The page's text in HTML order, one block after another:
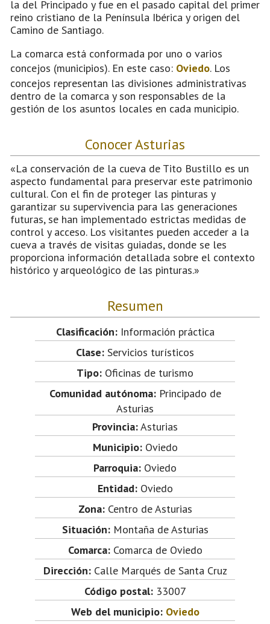
la del Principado y fue en el pasado capital del primer
reino cristiano de la Península Ibérica y origen del
Camino de Santiago.
La comarca está conformada por uno o varios
concejos (municipios). En este caso: Oviedo. Los
concejos representan las divisiones administrativas
dentro de la comarca y son responsables de la
gestión de los asuntos locales en cada municipio.
Conocer Asturias
«La conservación de la cueva de Tito Bustillo es un
aspecto fundamental para preservar este patrimonio
cultural. Con el fin de proteger las pinturas y
garantizar su supervivencia para las generaciones
futuras, se han implementado estrictas medidas de
control y acceso. Los visitantes pueden acceder a la
cueva a través de visitas guiadas, donde se les
proporciona información detallada sobre el contexto
histórico y arqueológico de las pinturas.»
Resumen
Clasificación:Información práctica
Clase: Servicios turísticos
Tipo: Oficinas de turismo
Comunidad autónoma:Principado de
Asturias
Provincia:Asturias
Municipio:Oviedo
Parroquia: Oviedo
Entidad:Oviedo
Zona:Centro de Asturias
Situación:Montaña de Asturias
Comarca:Comarca de Oviedo
Dirección:Calle Marqués de Santa Cruz
Código postal:33007
Web del municipio: Oviedo